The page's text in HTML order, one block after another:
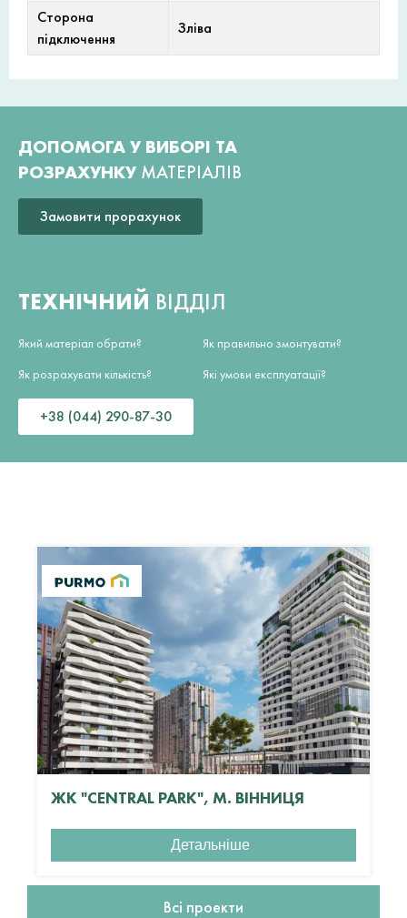
Сторона
підключення
Зліва
ДОПОМОГА У ВИБОРІ ТА
РОЗРАХУНКУ МАТЕРІАЛІВ
Замовити прорахунок
ТЕХНІЧНИЙ ВІДДІЛ
Який матеріал обрати?
Як розрахувати кількість?
Як правильно змонтувати?
Які умови експлуатації?
+38 (044) 290-87-30
ЖК "CENTRAL PARK", М. ВІННИЦЯ
Детальніше
Всі проекти